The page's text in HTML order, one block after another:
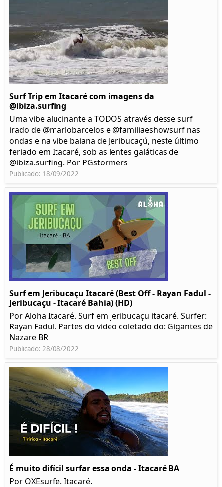
Surf Trip em Itacaré com imagens da
@ibiza.surfing
Uma vibe alucinante a TODOS através desse surf
irado de @marlobarcelos e @familiaeshowsurf nas
ondas e na vibe baiana de Jeribucaçú, neste último
feriado em Itacaré, sob as lentes galáticas de
@ibiza.surfing. Por PGstormers
Publicado: 18/09/2022
Surf em Jeribucaçu Itacaré (Best Off - Rayan Fadul -
Jeribucaçu - Itacaré Bahia) (HD)
Por Aloha Itacaré. Surf em jeribucaçu itacaré. Surfer:
Rayan Fadul. Partes do video coletado do: Gigantes de
Nazare BR
Publicado: 28/08/2022
É muito difícil surfar essa onda - Itacaré BA
Por OXEsurfe. Itacaré.